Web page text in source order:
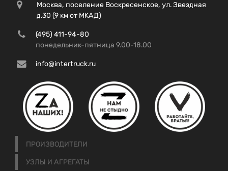
Москва, поселение Воскресенское, ул. Звездная
д.30 (9 км от МКАД)
(495) 411-94-80
понедельник-пятница 9.00-18.00
info@intertruck.ru
ПРОИЗВОДИТЕЛИ
УЗЛЫ И АГРЕГАТЫ